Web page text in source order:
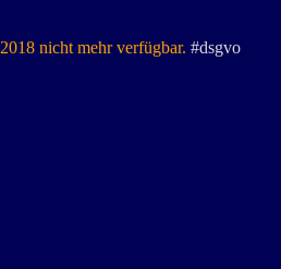
nicht mehr verfügbar. #dsgvo